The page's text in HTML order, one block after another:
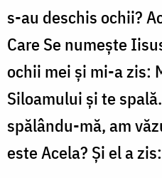
s-au deschis ochii?
Care Se numește
ochii mei și mi-a zis:
Siloamului și te
spălându-mă, am
este Acela? Și el a